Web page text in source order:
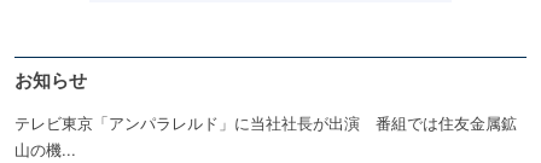
お知らせ
テレビ東京「アンパラレルド」に当社社長が出演 番組では住友金属鉱
山の機...